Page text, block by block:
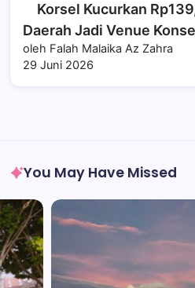
Korsel Kucurkan
Daerah Jadi Venue
oleh Falah Malaika Az Zahra
29 Juni 2026
You May Have Missed